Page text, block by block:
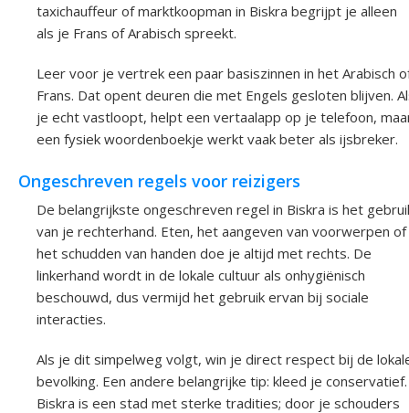
taxichauffeur of marktkoopman in Biskra begrijpt je alleen
als je Frans of Arabisch spreekt.
Leer voor je vertrek een paar basiszinnen in het Arabisch
Frans. Dat opent deuren die met Engels gesloten blijven.
je echt vastloopt, helpt een vertaalapp op je telefoon,
een fysiek woordenboekje werkt vaak beter als ijsbreker.
Ongeschreven regels voor reizigers
De belangrijkste ongeschreven regel in Biskra is het
van je rechterhand. Eten, het aangeven van voorwerpen of
het schudden van handen doe je altijd met rechts. De
linkerhand wordt in de lokale cultuur als onhygiënisch
beschouwd, dus vermijd het gebruik ervan bij sociale
interacties.
Als je dit simpelweg volgt, win je direct respect bij de
bevolking. Een andere belangrijke tip: kleed je conservatief.
Biskra is een stad met sterke tradities; door je schouders